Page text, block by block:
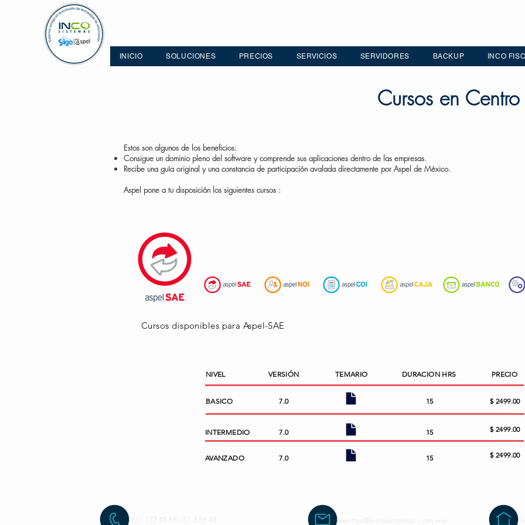
INICIO SOLUCIONES PRECIOS SERVICIOS SERVIDORES BACKUP INCO
Cursos en
Estos son algunos de los beneficios:
Consigue un dominio pleno del software y comprende sus aplicaciones dentro de las empresas.
Recibe una guía original y una constancia de participación avalada directamente por Aspel de México.
Aspel pone a tu disposición los siguientes cursos :
Cursos disponibles para Aspel-SAE
NIVEL VERSIÓN TEMARIO DURACION HRS PRECIO
BASICO 7.0 15 $ 2499.00
INTERMEDIO 7.0 15 $ 2499.00
AVANZADO 7.0 15 $ 2499.00
951 132 45 68 - 51 3 56 45 ventas@incosistemas.com.mx